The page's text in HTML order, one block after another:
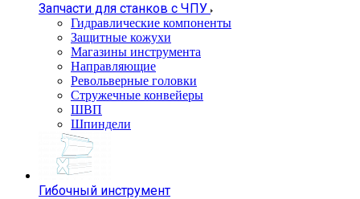
Запчасти для станков с ЧПУ
Гидравлические компоненты
Защитные кожухи
Магазины инструмента
Направляющие
Револьверные головки
Стружечные конвейеры
ШВП
Шпиндели
Гибочный инструмент